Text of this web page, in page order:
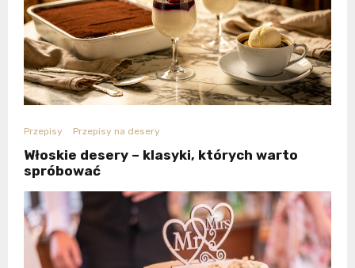
Przepisy Przepisy na desery
Włoskie desery – klasyki, których warto
spróbować